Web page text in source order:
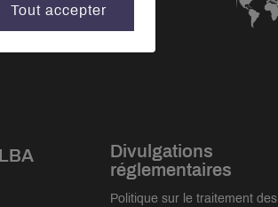
Tout accepter
Divulgations
réglementaires
Politique sur le traitement des